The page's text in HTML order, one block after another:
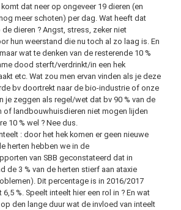
dat neer op ongeveer 19 dieren (en
meer schoten) per dag. Wat heeft dat
dieren ? Angst, stress, zeker niet
hun weerstand die nu toch al zo laag is. En
wat te denken van de resterende 10 %
dood sterft/verdrinkt/in een hek
etc. Wat zou men ervan vinden als je deze
bv doortrekt naar de bio-industrie of onze
je zeggen als regel/wet dat bv 90 % van de
of landbouwhuisdieren niet mogen lijden
10 % wel ? Nee dus.
: door het hek komen er geen nieuwe
herten hebben we in de
van SBB geconstateerd dat in
de 3 % van de herten stierf aan ataxie
Dit percentage is in 2016/2017
%. Speelt inteelt hier een rol in ? En wat
den lange duur wat de invloed van inteelt